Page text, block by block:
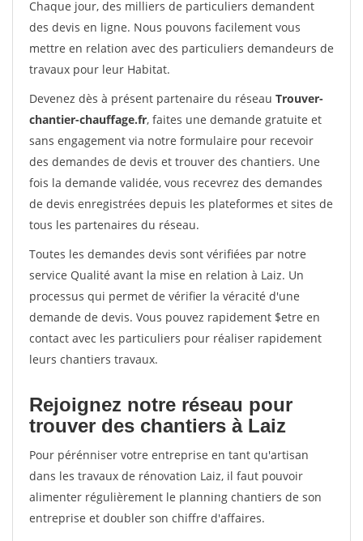
Chaque jour, des milliers de particuliers demandent
des devis en ligne. Nous pouvons facilement vous
mettre en relation avec des particuliers demandeurs de
travaux pour leur Habitat.
Devenez dès à présent partenaire du réseau Trouver-
chantier-chauffage.fr, faites une demande gratuite et
sans engagement via notre formulaire pour recevoir
des demandes de devis et trouver des chantiers. Une
fois la demande validée, vous recevrez des demandes
de devis enregistrées depuis les plateformes et sites de
tous les partenaires du réseau.
Toutes les demandes devis sont vérifiées par notre
service Qualité avant la mise en relation à Laiz. Un
processus qui permet de vérifier la véracité d'une
demande de devis. Vous pouvez rapidement $etre en
contact avec les particuliers pour réaliser rapidement
leurs chantiers travaux.
Rejoignez notre réseau pour
trouver des chantiers à Laiz
Pour pérénniser votre entreprise en tant qu'artisan
dans les travaux de rénovation Laiz, il faut pouvoir
alimenter régulièrement le planning chantiers de son
entreprise et doubler son chiffre d'affaires.